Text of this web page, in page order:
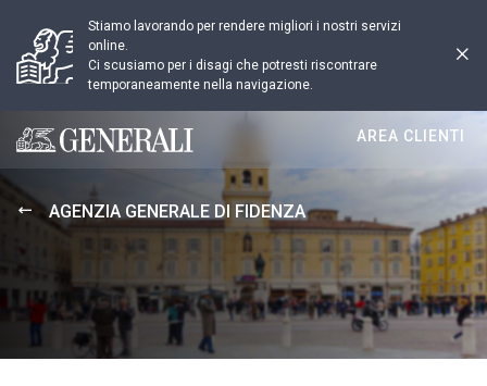
Stiamo lavorando per rendere migliori i nostri servizi
online.
Ci scusiamo per i disagi che potresti riscontrare
temporaneamente nella navigazione.
Generali logo
AREA CLIENTI
AGENZIA GENERALE DI FIDENZA